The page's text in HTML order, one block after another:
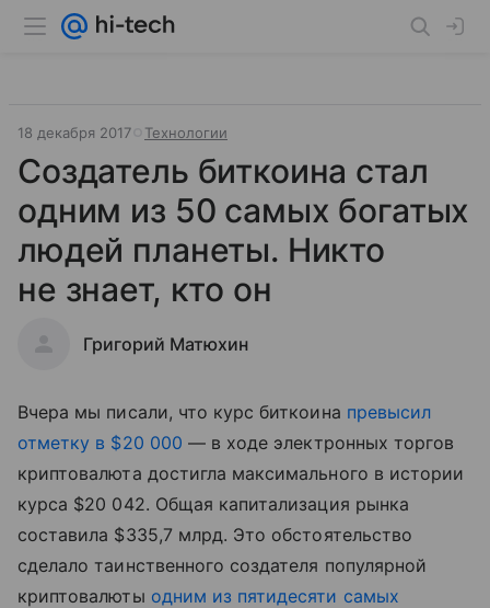
18 декабря 2017 Технологии
Создатель биткоина стал
одним из 50 самых богатых
людей планеты. Никто
не знает, кто он
Григорий Матюхин
Вчера мы писали, что курс биткоина превысил
отметку в $20 000 — в ходе электронных торгов
криптовалюта достигла максимального в истории
курса $20 042. Общая капитализация рынка
составила $335,7 млрд. Это обстоятельство
сделало таинственного создателя популярной
криптовалюты одним из пятидесяти самых